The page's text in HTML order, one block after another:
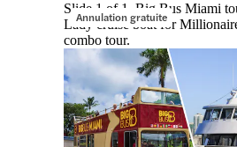
Annulation gratuite
Slide 1 of 1, Big Bus Miami
Lady cruise boat for
combo tour.